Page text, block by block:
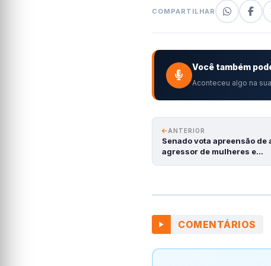
COMPARTILHAR
Você também
Aconteceu algo na
ANTERIOR
Senado vota apreensão de
agressor de mulheres e…
COMENTÁRIOS